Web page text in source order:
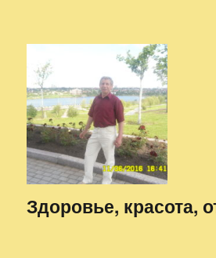
Здоровье, красота,